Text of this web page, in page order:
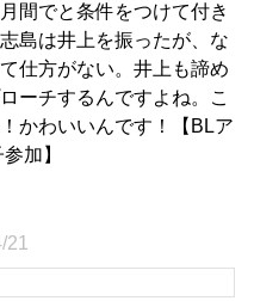
間でと条件をつけて付き
島は井上を振ったが、な
仕方がない。井上も諦め
ーチするんですよね。こ
かわいいんです！【BLア
加】